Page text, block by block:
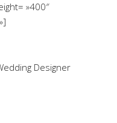
»400″
Designer